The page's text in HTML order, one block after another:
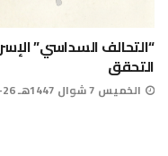
“التحالف السداسي”
التحقق
الخميس 7 شوال 1447هـ 26-3-2026م